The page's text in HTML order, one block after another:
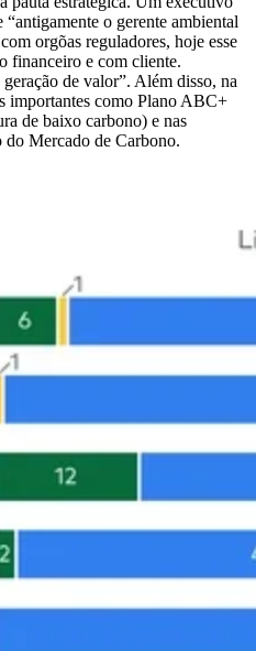
“antigamente o gerente ambiental
orgõas reguladores, hoje esse
financeiro e com cliente.
de valor”. Além disso, na
importantes como Plano ABC+
de baixo carbono) e nas
do Mercado de Carbono.